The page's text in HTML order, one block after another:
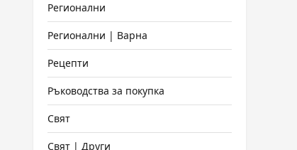
Регионални
Регионални | Варна
Рецепти
Ръководства за покупка
Свят
Свят | Други